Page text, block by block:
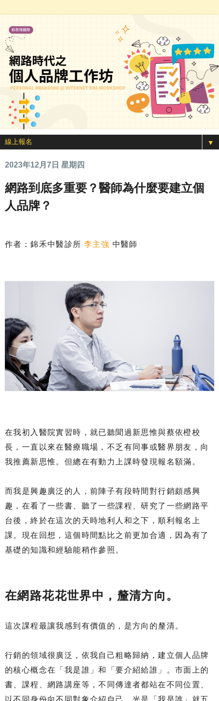
▼
2023年12月7日 星期四
網路到底多重要？醫師為什麼要建立個
人品牌？
作者：錦禾中醫診所 李主強 中醫師
在我初入醫院實習時，就已聽聞過新思惟與蔡依橙校
長，一直以來在醫療職場，不乏有同事或醫界朋友，向
我推薦新思惟。但總在有動力上課時發現報名額滿。
而我是興趣廣泛的人，前陣子有段時間對行銷頗感興
趣，在看了一些書、聽了一些課程、研究了一些網路平
台後，終於在這次的天時地利人和之下，順利報名上
課。現在回想，這個時間點比之前更加合適，因為有了
基礎的知識和經驗能稍作參照。
在網路花花世界中，釐清方向。
這次課程最讓我感到有價值的，是方向的釐清。
行銷的領域很廣泛，依我自己粗略歸納，建立個人品牌
的核心概念在「我是誰」和「要介紹給誰」。市面上的
書、課程、網路講座等，不同傳達者都站在不同位置、